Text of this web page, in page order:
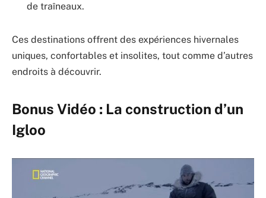
de traîneaux.
Ces destinations offrent des expériences hivernales
uniques, confortables et insolites, tout comme d’autres
endroits à découvrir.
Bonus Vidéo : La construction d’un
Igloo